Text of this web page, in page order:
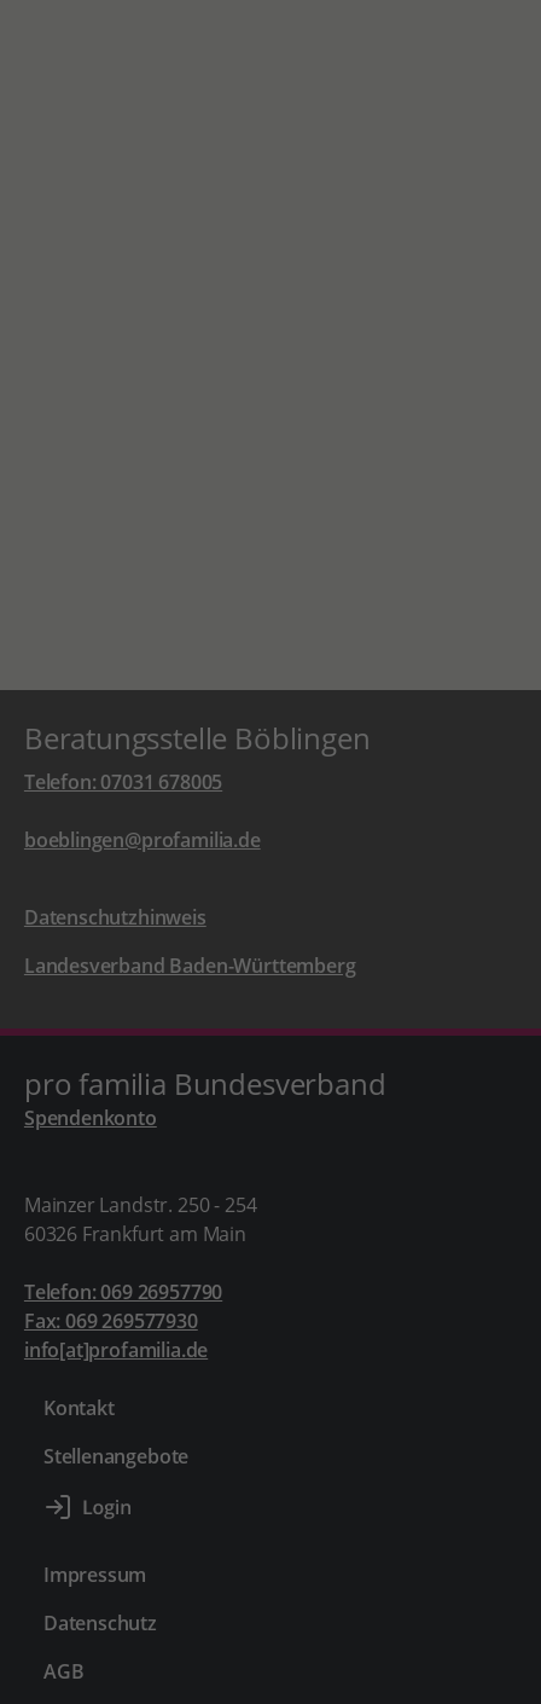
Beratungsstelle Böblingen
Telefon: 07031 678005
boeblingen@profamilia.de
Datenschutzhinweis
Landesverband Baden-Württemberg
pro familia Bundesverband
Spendenkonto
Mainzer Landstr. 250 - 254
60326 Frankfurt am Main
Telefon: 069 26957790
Fax: 069 269577930
info[at]profamilia.de
Kontakt
Stellenangebote
Impressum
Datenschutz
AGB